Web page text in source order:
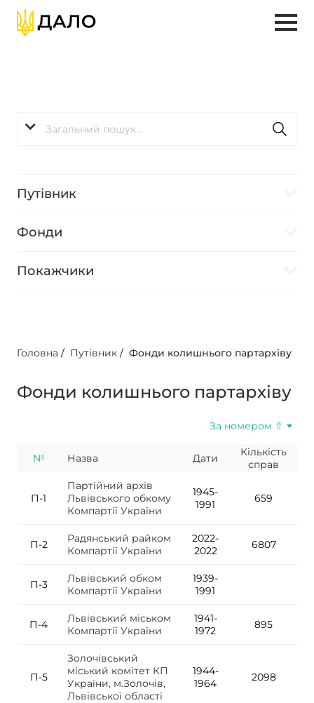
Путівник
Фонди
Покажчики
Головна / Путівник / Фонди колишнього партархіву
Фонди колишнього партархіву
За номером ⇧
№ Назва Дати
Кількість
справ
П-1
Партійний архів
Львівського обкому
Компартії України
1945-
1991
659
П-2
Радянський райком
Компартії України
2022-
2022
6807
П-3
Львівський обком
Компартії України
1939-
1991
П-4
Львівський міськом
Компартії України
1941-
1972
895
П-5
Золочівський
міський комітет КП
України, м.Золочів,
Львівської області
1944-
1964
2098